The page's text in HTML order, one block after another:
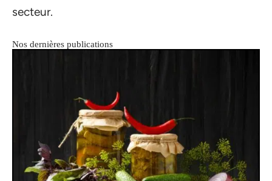
secteur.
Nos dernières publications